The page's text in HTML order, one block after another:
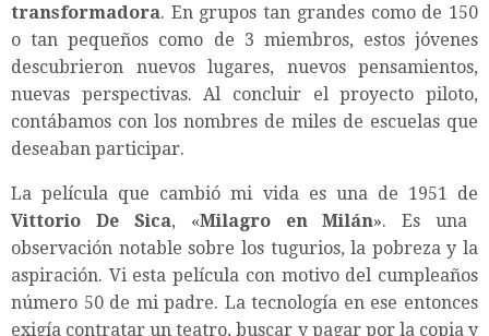
transformadora. En grupos tan grandes como de 150
o tan pequeños como de 3 miembros, estos jóvenes
descubrieron nuevos lugares, nuevos pensamientos,
nuevas perspectivas. Al concluir el proyecto piloto,
contábamos con los nombres de miles de escuelas que
deseaban participar.
La película que cambió mi vida es una de 1951 de
Vittorio De Sica, «Milagro en Milán». Es una
observación notable sobre los tugurios, la pobreza y la
aspiración. Vi esta película con motivo del cumpleaños
número 50 de mi padre. La tecnología en ese entonces
exigía contratar un teatro, buscar y pagar por la copia y